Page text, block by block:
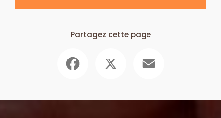
Partagez cette page